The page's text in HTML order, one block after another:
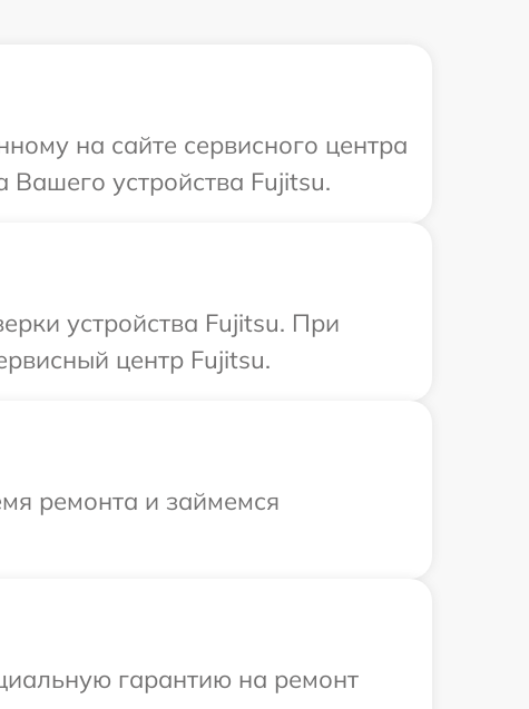
на сайте сервисного центра
устройства Fujitsu.
устройства Fujitsu. При
центр Fujitsu.
ремонта и займемся
гарантию на ремонт